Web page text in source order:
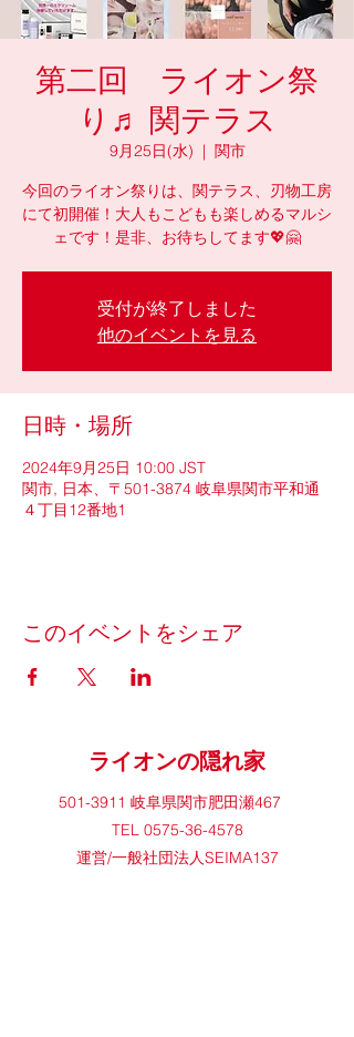
第二回 ライオン祭
り♬ 関テラス
9月25日(水)
  |
関市
今回のライオン祭りは、関テラス、刃物工房
にて初開催！大人もこどもも楽しめるマルシ
ェです！是非、お待ちしてます💖🤗
受付が終了しました
他のイベントを見る
日時・場所
2024年9月25日 10:00 JST
関市, 日本、〒501-3874 岐阜県関市平和通
４丁目12番地1
このイベントをシェア
ライオンの隠れ家
501-3911 岐阜県関市肥田瀬467
TEL 0575-36-4578
​運営/一般社団法人SEIMA137